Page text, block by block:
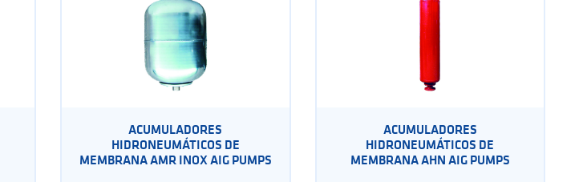
ACUMULADORES
HIDRONEUMÁTICOS DE
MEMBRANA AMR INOX AIG PUMPS
ACUMULADORES
HIDRONEUMÁTICOS DE
MEMBRANA AHN AIG PUMPS